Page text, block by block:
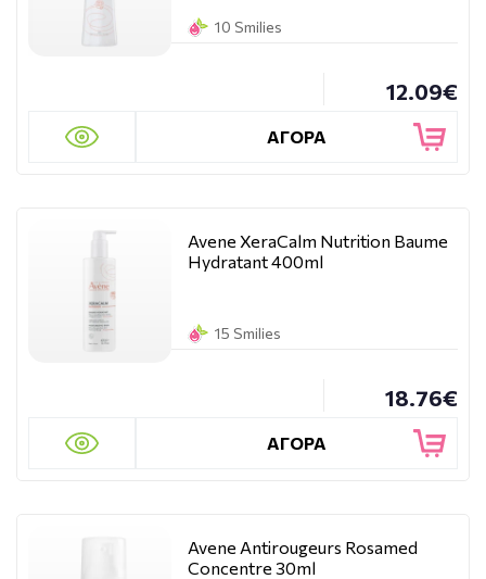
10 Smilies
12.09€
ΑΓΟΡΑ
Avene XeraCalm Nutrition Baume
Hydratant 400ml
15 Smilies
18.76€
ΑΓΟΡΑ
Avene Antirougeurs Rosamed
Concentre 30ml